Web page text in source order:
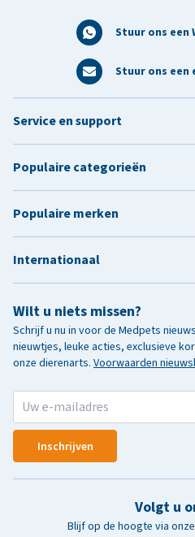
Stuur ons een
Stuur ons een
Wilt u niets missen?
Schrijf u nu in voor de Medpets
nieuwtjes, leuke acties, exclusieve
onze dierenarts. Voorwaarden
Inschrijven
Volgt u
Blijf op de hoogte via
Service en support
Populaire categorieën
Populaire merken
Internationaal